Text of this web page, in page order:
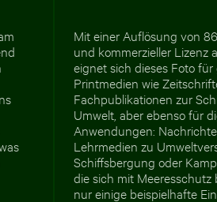
Mit einer Auflösung von
und kommerzieller Lizenz
eignet sich dieses Foto
Printmedien wie
Fachpublikationen zur
Umwelt, aber ebenso für
Anwendungen:
Lehrmedien zu
Schiffsbergung oder
die sich mit Meeresschutz
nur einige beispielhafte